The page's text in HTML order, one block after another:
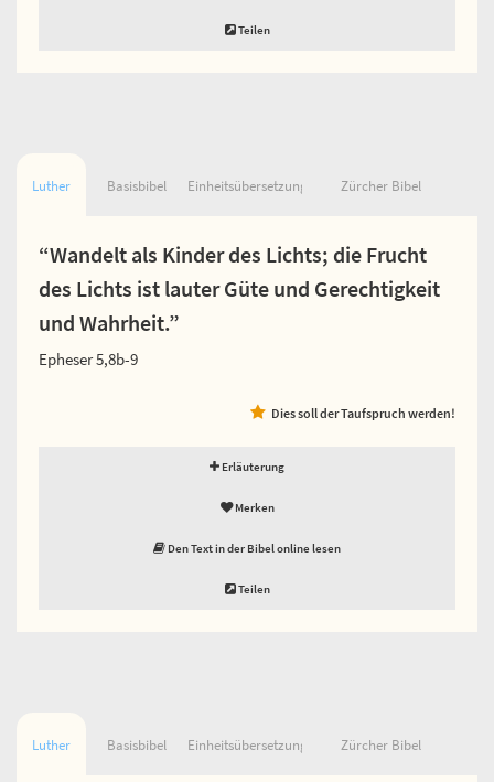
Teilen
Luther Basisbibel Einheitsübersetzung Zürcher Bibel
“Wandelt als Kinder des Lichts; die Frucht
des Lichts ist lauter Güte und Gerechtigkeit
und Wahrheit.”
Epheser 5,8b-9
Dies soll der Taufspruch werden!
Erläuterung
Merken
Den Text in der Bibel online lesen
Teilen
Luther Basisbibel Einheitsübersetzung Zürcher Bibel